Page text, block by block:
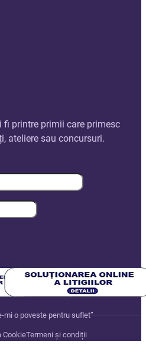
fi printre primii care primesc
ateliere sau concursuri.
mi o poveste pentru suflet”
CookieTermeni și condiții